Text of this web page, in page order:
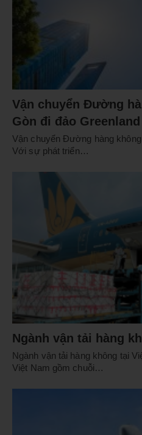
Vận chuyển Đường
Gòn đi đảo Greenland
Vận chuyển Đường hàng
Với sự phát triển…
Ngành vận tải hàng
Ngành vận tải hàng không tại
Việt Nam gồm chuỗi…